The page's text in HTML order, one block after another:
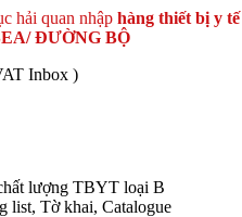
hải quan nhập hàng thiết bị y tế
ĐƯỜNG BỘ
Inbox )
lượng TBYT loại B
list, Tờ khai, Catalogue